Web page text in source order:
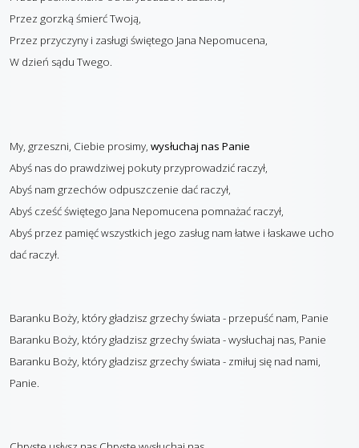
Przez gorzką śmierć Twoją,
Przez przyczyny i zasługi świętego Jana Nepomucena,
W dzień sądu Twego.
My, grzeszni, Ciebie prosimy, wysłuchaj nas Panie
Abyś nas do prawdziwej pokuty przyprowadzić raczył,
Abyś nam grzechów odpuszczenie dać raczył,
Abyś cześć świętego Jana Nepomucena pomnażać raczył,
Abyś przez pamięć wszystkich jego zasług nam łatwe i łaskawe ucho
dać raczył.
Baranku Boży, który gładzisz grzechy świata - przepuść nam, Panie
Baranku Boży, który gładzisz grzechy świata - wysłuchaj nas, Panie
Baranku Boży, który gładzisz grzechy świata - zmiłuj się nad nami,
Panie.